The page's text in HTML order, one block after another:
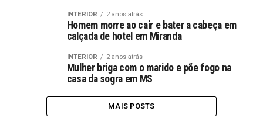
INTERIOR 2 anos atrás
Homem morre ao cair e bater a cabeça em
calçada de hotel em Miranda
INTERIOR 2 anos atrás
Mulher briga com o marido e põe fogo na
casa da sogra em MS
MAIS POSTS